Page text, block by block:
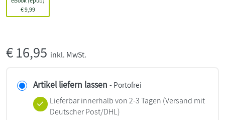
€9,99
€16,95 inkl. MwSt.
Artikel liefern lassen - Portofrei
Lieferbar innerhalb von 2-3 Tagen (Versand mit
Deutscher Post/DHL)